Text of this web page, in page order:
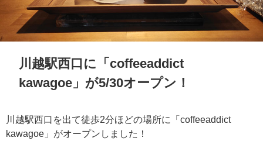
川越駅西口に「coffeeaddict
kawagoe」が5/30オープン！
川越駅西口を出て徒歩2分ほどの場所に「coffeeaddict
kawagoe」がオープンしました！